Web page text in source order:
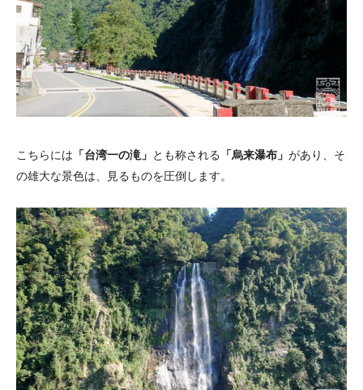
こちらには 「台湾一の滝」 とも称される 「烏来瀑布」 があり、そ
の雄大な景色は、見るものを圧倒します。